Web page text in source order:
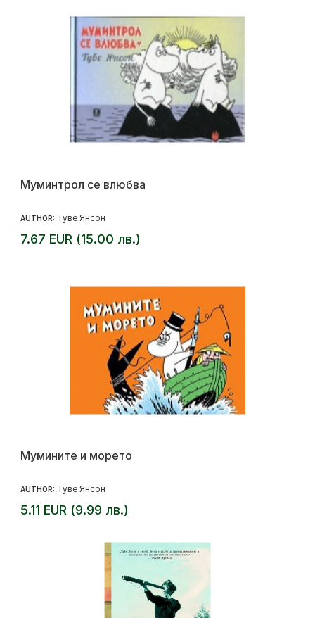
Муминтрол се влюбва
AUTHOR: Туве Янсон
7.67 EUR (15.00 лв.)
Мумините и морето
AUTHOR: Туве Янсон
5.11 EUR (9.99 лв.)